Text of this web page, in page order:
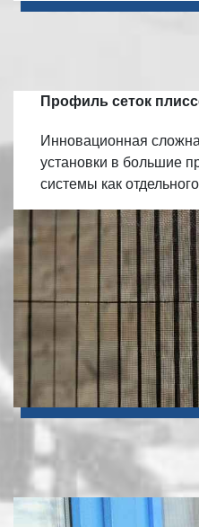
Профиль сеток
Инновационная
установки в большие
системы как